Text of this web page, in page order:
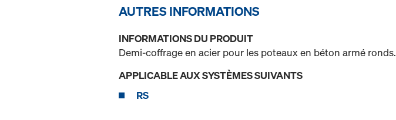
AUTRES INFORMATIONS
INFORMATIONS DU PRODUIT
Demi-coffrage en acier pour les poteaux en béton armé ronds.
APPLICABLE AUX SYSTÈMES SUIVANTS
RS